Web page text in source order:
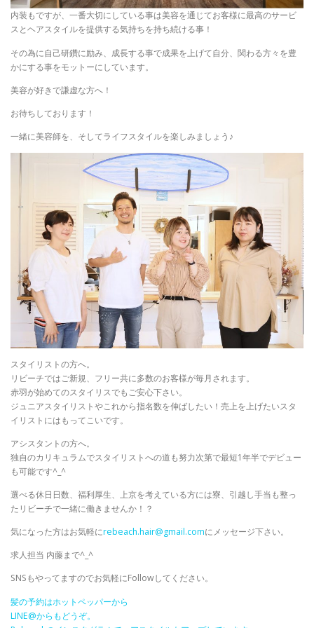
内装もですが、一番大切にしている事は美容を通じてお客様に最高のサービ
スとヘアスタイルを提供する気持ちを持ち続ける事！
その為に自己研鑽に励み、成長する事で成果を上げて自分、関わる方々を豊
かにする事をモットーにしています。
美容が好きで謙虚な方へ！
お待ちしております！
一緒に美容師を、そしてライフスタイルを楽しみましょう♪
スタイリストの方へ。
リビーチではご新規、フリー共に多数のお客様が毎月されます。
赤羽が始めてのスタイリスでもご安心下さい。
ジュニアスタイリストやこれから指名数を伸ばしたい！売上を上げたいスタ
イリストにはもってこいです。
アシスタントの方へ。
独自のカリキュラムでスタイリストへの道も努力次第で最短1年半でデビュー
も可能です^_^
選べる休日日数、福利厚生、上京を考えている方には寮、引越し手当も整っ
たリビーチで一緒に働きませんか！？
気になった方はお気軽にrebeach.hair@gmail.comにメッセージ下さい。
求人担当 内藤まで^_^
SNSもやってますのでお気軽にFollowしてください。
髪の予約はホットペッパーから
LINE@からもどうぞ。